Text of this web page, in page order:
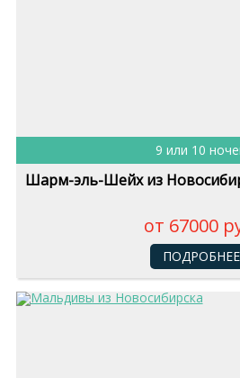
9 или 10
Шарм-эль-Шейх из
от 67000
ПОДРОБНЕЕ